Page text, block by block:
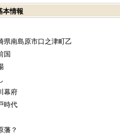
本情報
県南島原市口之津町乙
国
幕府
時代
藩？